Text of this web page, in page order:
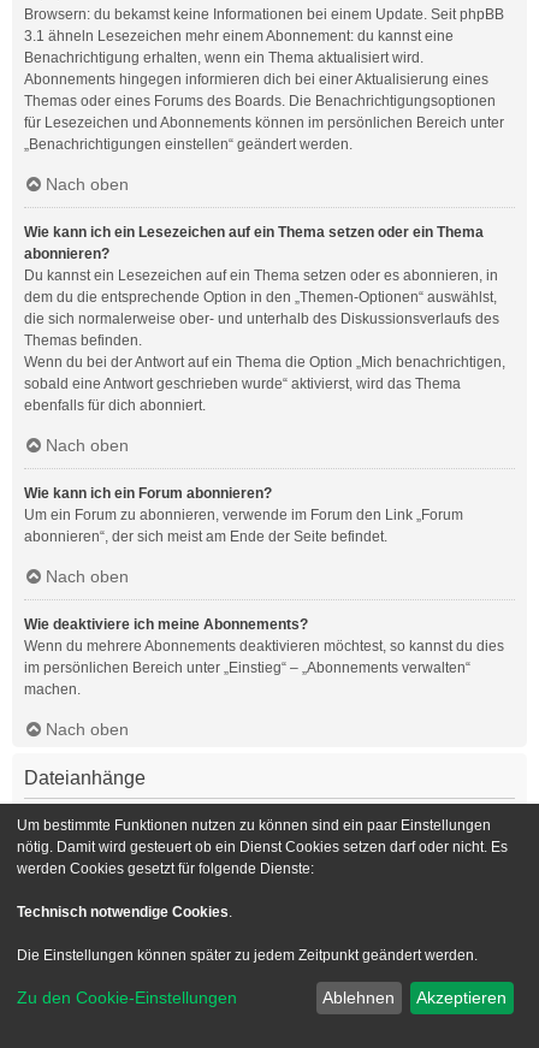
Browsern: du bekamst keine Informationen bei einem Update. Seit phpBB
3.1 ähneln Lesezeichen mehr einem Abonnement: du kannst eine
Benachrichtigung erhalten, wenn ein Thema aktualisiert wird.
Abonnements hingegen informieren dich bei einer Aktualisierung eines
Themas oder eines Forums des Boards. Die Benachrichtigungsoptionen
für Lesezeichen und Abonnements können im persönlichen Bereich unter
„Benachrichtigungen einstellen“ geändert werden.
Nach oben
Wie kann ich ein Lesezeichen auf ein Thema setzen oder ein Thema
abonnieren?
Du kannst ein Lesezeichen auf ein Thema setzen oder es abonnieren, in
dem du die entsprechende Option in den „Themen-Optionen“ auswählst,
die sich normalerweise ober- und unterhalb des Diskussionsverlaufs des
Themas befinden.
Wenn du bei der Antwort auf ein Thema die Option „Mich benachrichtigen,
sobald eine Antwort geschrieben wurde“ aktivierst, wird das Thema
ebenfalls für dich abonniert.
Nach oben
Wie kann ich ein Forum abonnieren?
Um ein Forum zu abonnieren, verwende im Forum den Link „Forum
abonnieren“, der sich meist am Ende der Seite befindet.
Nach oben
Wie deaktiviere ich meine Abonnements?
Wenn du mehrere Abonnements deaktivieren möchtest, so kannst du dies
im persönlichen Bereich unter „Einstieg“ – „Abonnements verwalten“
machen.
Nach oben
Dateianhänge
Welche Dateianhänge sind in diesem Forum zulässig?
Die Board-Administration kann bestimmte Dateitypen zulassen oder
verbieten. Falls du dir nicht sicher bist, welche Dateitypen du anhängen
Administration.
Nach oben
Kann ich eine Übersicht all meiner Dateianhänge erhalten?
Um eine Liste all deiner Dateianhänge zu erhalten, gehe in den
Um bestimmte Funktionen nutzen zu können sind ein paar Einstellungen
nötig. Damit wird gesteuert ob ein Dienst Cookies setzen darf oder nicht. Es
werden Cookies gesetzt für folgende Dienste:
Technisch notwendige Cookies.
Die Einstellungen können später zu jedem Zeitpunkt geändert werden.
Zu den Cookie-Einstellungen Ablehnen Akzeptieren